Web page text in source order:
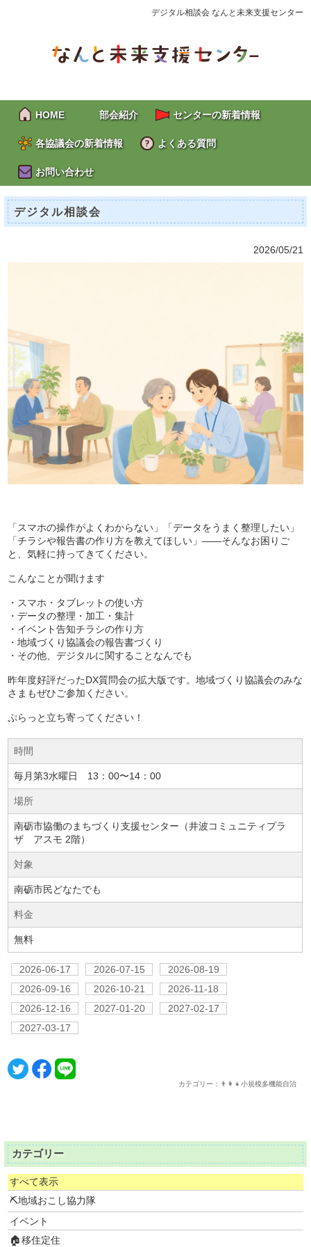
デジタル相談会 なんと未来支援センター
HOME 部会紹介 センターの新着情報
各協議会の新着情報 よくある質問
お問い合わせ
デジタル相談会
2026/05/21
「スマホの操作がよくわからない」「データをうまく整理したい」
「チラシや報告書の作り方を教えてほしい」——そんなお困りご
と、気軽に持ってきてください。
こんなことが聞けます
・スマホ・タブレットの使い方
・データの整理・加工・集計
・イベント告知チラシの作り方
・地域づくり協議会の報告書づくり
・その他、デジタルに関することなんでも
昨年度好評だったDX質問会の拡大版です。地域づくり協議会のみな
さまもぜひご参加ください。
ぷらっと立ち寄ってください！
時間
毎月第3水曜日 13：00〜14：00
場所
南砺市協働のまちづくり支援センター（井波コミュニティプラ
ザ アスモ 2階）
対象
南砺市民どなたでも
料金
無料
2026-06-17 2026-07-15
2026-08-19
2026-09-16
2026-10-21
2026-11-18
2026-12-16
2027-01-20
2027-02-17
2027-03-17
カテゴリー：👨‍👩‍👧小規模多機能自治
カテゴリー
すべて表示
⛏地域おこし協力隊
イベント
🏠移住定住